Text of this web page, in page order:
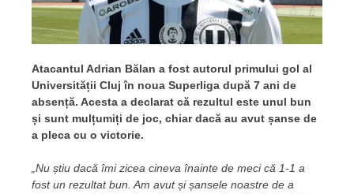
Atacantul Adrian Bălan a fost autorul primului gol al
Universității Cluj în noua Superliga după 7 ani de
absență. Acesta a declarat că rezultul este unul bun
și sunt mulțumiți de joc, chiar dacă au avut șanse de
a pleca cu o victorie.
„Nu știu dacă îmi zicea cineva înainte de meci că 1-1 a
fost un rezultat bun. Am avut și șansele noastre de a